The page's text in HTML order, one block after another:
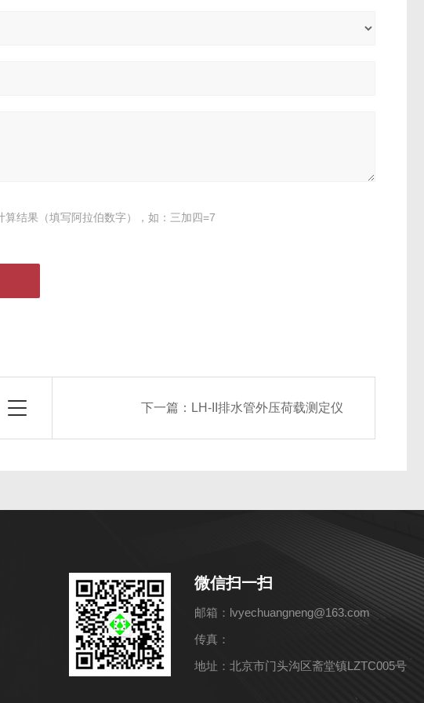
算结果（填写阿拉伯数字），如：三加四=7
下一篇： LH-II排水管外压荷载测定仪
微信扫一扫
邮箱：lvyechuangneng@163.com
传真：
地址：北京市门头沟区斋堂镇LZTC005号